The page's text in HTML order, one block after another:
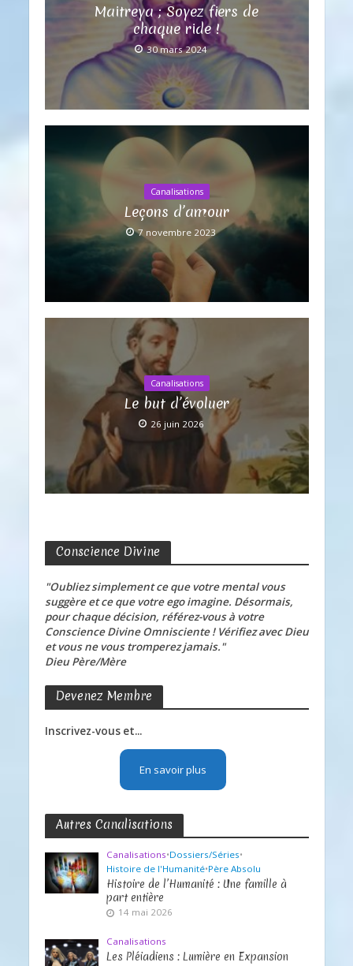
Maitreya ; Soyez fiers de
chaque ride !
30 mars 2024
Canalisations
Leçons d’amour
7 novembre 2023
Canalisations
Le but d’évoluer
26 juin 2026
Conscience Divine
"Oubliez simplement ce que votre mental vous
suggère et ce que votre ego imagine. Désormais,
pour chaque décision, référez-vous à votre
Conscience Divine Omnisciente ! Vérifiez avec Dieu
et vous ne vous tromperez jamais."
Dieu Père/Mère
Devenez Membre
Inscrivez-vous et...
En savoir plus
Autres Canalisations
Canalisations•Dossiers/Séries•
Histoire de l'Humanité•Père Absolu
Histoire de l’Humanité : Une famille à
part entière
14 mai 2026
Canalisations
Les Pléiadiens : Lumière en Expansion